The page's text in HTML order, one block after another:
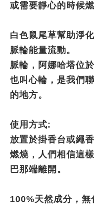
或需要靜心的時候
白色鼠尾草幫助淨
脈輪能量流動。
脈輪，阿娜哈塔位
也叫心輪，是我們
的地方。
使用方式:
放置於掛香台或繩
燃燒，人們相信這
巴那端離開。
100%天然成分，無